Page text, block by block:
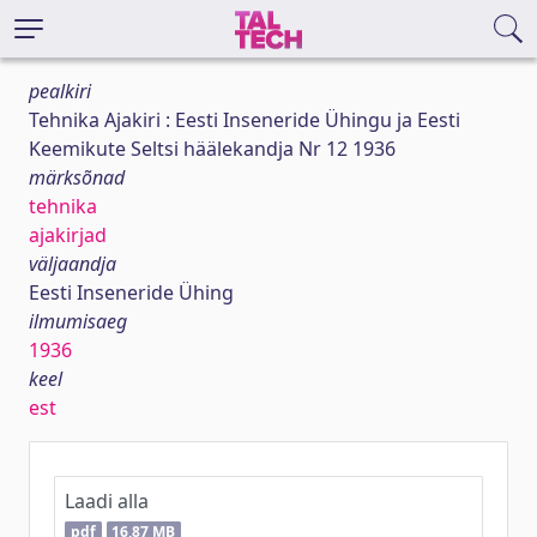
pealkiri
Tehnika Ajakiri : Eesti Inseneride Ühingu ja Eesti
Keemikute Seltsi häälekandja Nr 12 1936
märksõnad
tehnika
ajakirjad
väljaandja
Eesti Inseneride Ühing
ilmumisaeg
1936
keel
est
Laadi alla
pdf 16,87 MB